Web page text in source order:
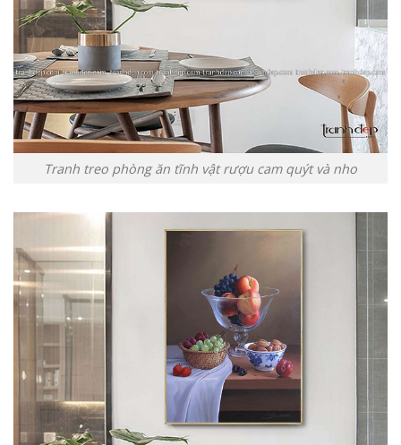
Tranh treo phòng ăn tĩnh vật rượu cam quýt và nho